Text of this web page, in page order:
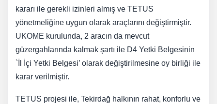
kararı ile gerekli izinleri almış ve TETUS
yönetmeliğine uygun olarak araçlarını değiştirmiştir.
UKOME kurulunda, 2 aracın da mevcut
güzergahlarında kalmak şartı ile D4 Yetki Belgesinin
`İl İçi Yetki Belgesi’ olarak değiştirilmesine oy birliği ile
karar verilmiştir.
TETUS projesi ile, Tekirdağ halkının rahat, konforlu ve